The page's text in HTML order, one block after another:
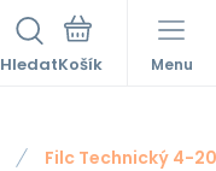
Hledat Menu
Filc Technický 4-